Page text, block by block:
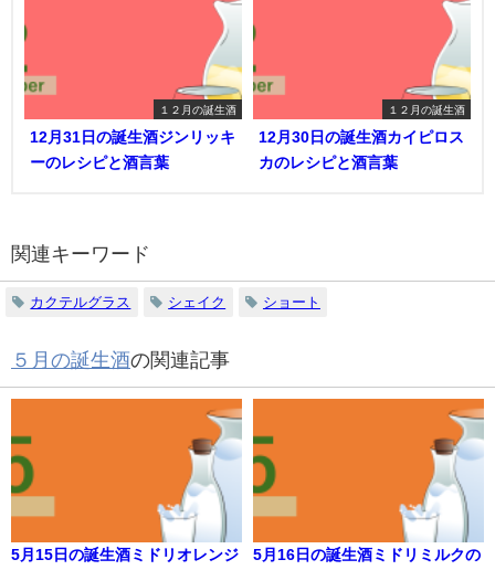
１２月の誕生酒
12月31日の誕生酒ジンリッキ
ーのレシピと酒言葉
１２月の誕生酒
12月30日の誕生酒カイピロス
カのレシピと酒言葉
関連キーワード
カクテルグラス シェイク ショート
５月の誕生酒の関連記事
5月15日の誕生酒ミドリオレンジ
5月16日の誕生酒ミドリミルクの